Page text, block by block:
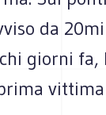
da
giorni fa,